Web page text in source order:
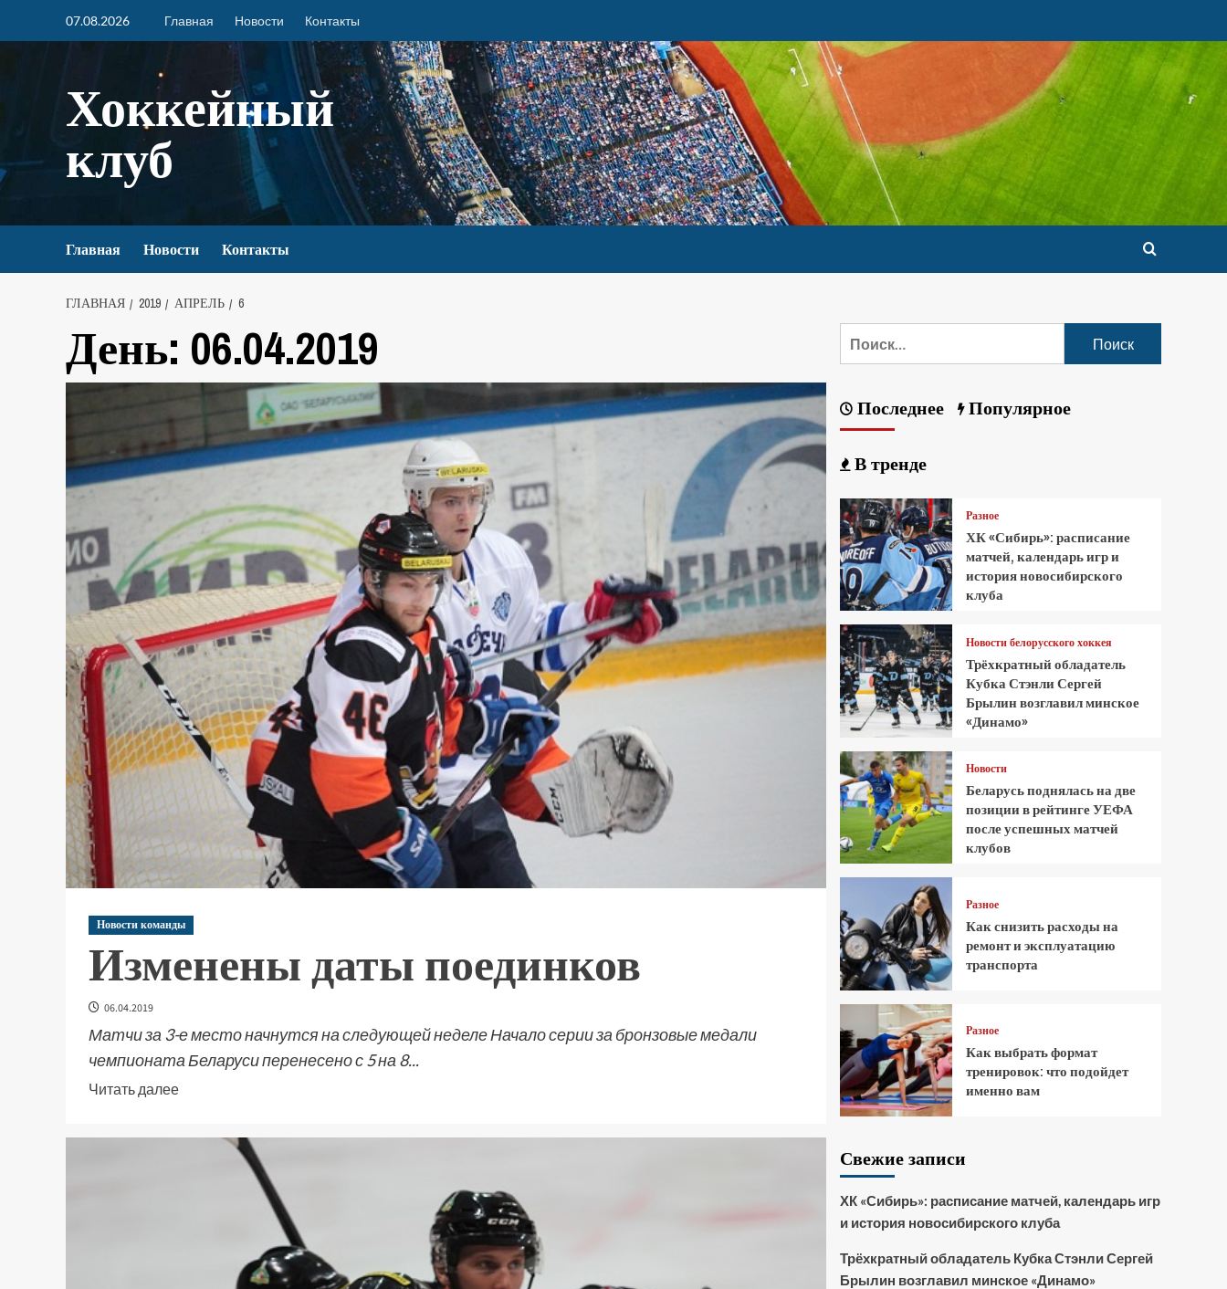
07.08.2026 Главная Новости Контакты
Хоккейный
клуб
Главная Новости Контакты
ГЛАВНАЯ 2019 АПРЕЛЬ 6
День: 06.04.2019
Новости команды
Изменены даты поединков
06.04.2019
Матчи за 3-е место начнутся на следующей неделе Начало серии за бронзовые медали
чемпионата Беларуси перенесено с 5 на 8...
Читать далее
Последнее Популярное
В тренде
Разное
ХК «Сибирь»: расписание
матчей, календарь игр и
история новосибирского
клуба
Новости белорусского хоккея
Трёхкратный обладатель
Кубка Стэнли Сергей
Брылин возглавил минское
«Динамо»
Новости
Беларусь поднялась на две
позиции в рейтинге УЕФА
после успешных матчей
клубов
Разное
Как снизить расходы на
ремонт и эксплуатацию
транспорта
Разное
Как выбрать формат
тренировок: что подойдет
именно вам
Свежие записи
ХК «Сибирь»: расписание матчей, календарь игр
и история новосибирского клуба
Трёхкратный обладатель Кубка Стэнли Сергей
Брылин возглавил минское «Динамо»